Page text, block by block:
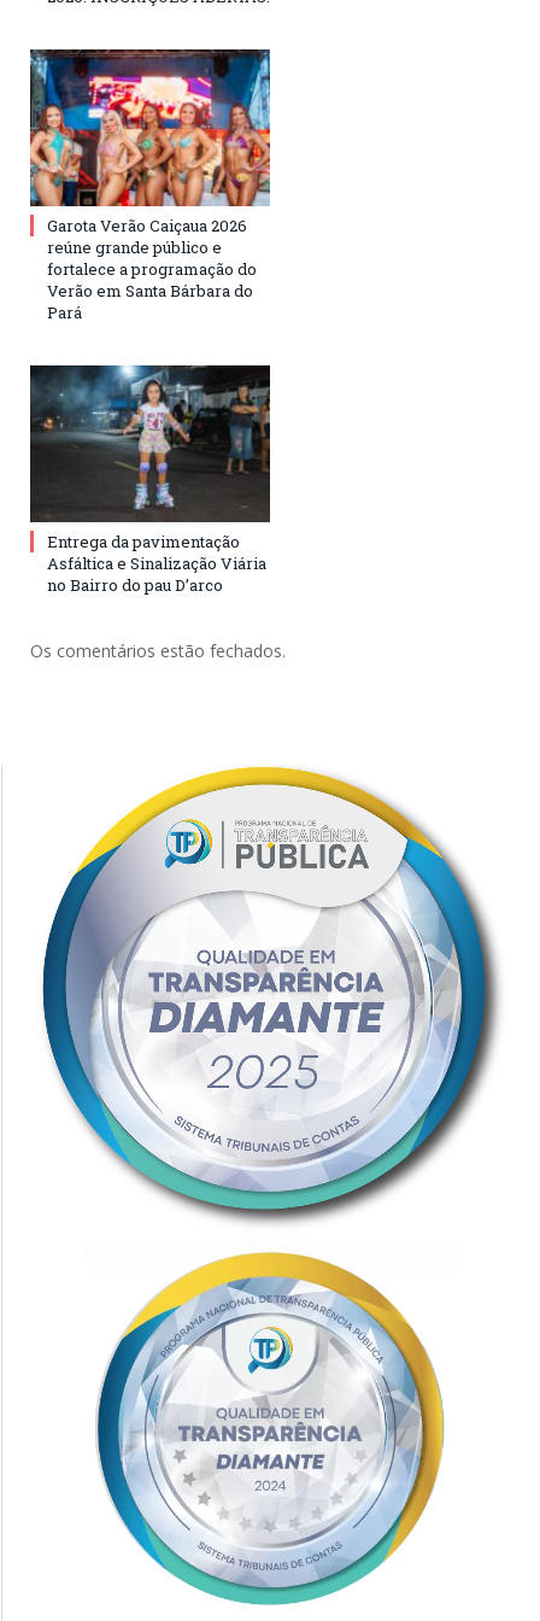
Garota Verão Caiçaua 2026
reúne grande público e
fortalece a programação do
Verão em Santa Bárbara do
Pará
Entrega da pavimentação
Asfáltica e Sinalização Viária
no Bairro do pau D’arco
Os comentários estão fechados.